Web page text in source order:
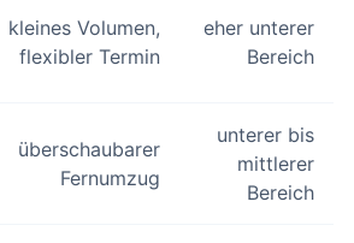
kleines Volumen,
flexibler Termin
eher unterer
Bereich
überschaubarer
Fernumzug
unterer bis
mittlerer
Bereich